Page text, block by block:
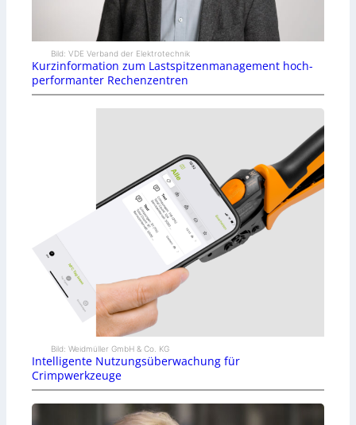
Bild: VDE Verband der Elektrotechnik
Kurzinformation zum Lastspitzenmanagement hoch-
performanter Rechenzentren
Bild: Weidmüller GmbH & Co. KG
Intelligente Nutzungsüberwachung für
Crimpwerkzeuge